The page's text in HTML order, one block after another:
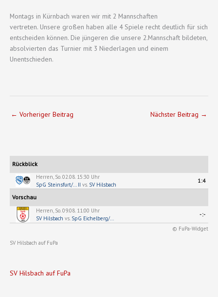
Montags in Kürnbach waren wir mit 2 Mannschaften
vertreten. Unsere großen haben alle 4 Spiele recht deutlich für sich
entscheiden können. Die jüngeren die unsere 2.Mannschaft bildeten,
absolvierten das Turnier mit 3 Niederlagen und einem
Unentschieden.
← Vorheriger Beitrag Nächster Beitrag →
Rückblick
Herren, So. 02.08. 15:30 Uhr
SpG Steinsfurt/... II vs. SV Hilsbach
1:4
Vorschau
Herren, So. 09.08. 11:00 Uhr
SV Hilsbach vs. SpG Eichelberg/...
-:-
© FuPa-Widget
SV Hilsbach auf FuPa
SV Hilsbach auf FuPa